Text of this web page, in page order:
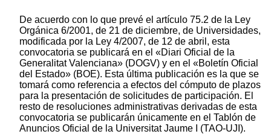
De acuerdo con lo que prevé el artículo 75.2 de la Ley
Orgánica 6/2001, de 21 de diciembre, de Universidades,
modificada por la Ley 4/2007, de 12 de abril, esta
convocatoria se publicará en el «Diari Oficial de la
Generalitat Valenciana» (DOGV) y en el «Boletín Oficial
del Estado» (BOE). Esta última publicación es la que se
tomará como referencia a efectos del cómputo de plazos
para la presentación de solicitudes de participación. El
resto de resoluciones administrativas derivadas de esta
convocatoria se publicarán únicamente en el Tablón de
Anuncios Oficial de la Universitat Jaume I (TAO-UJI).